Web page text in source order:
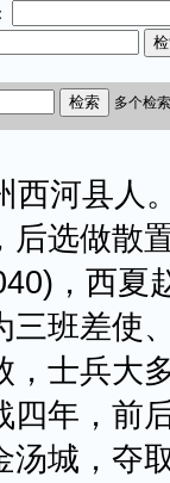
河县人
后选做散
，西夏
三班差使
，士兵大
四年，前
汤城，夺